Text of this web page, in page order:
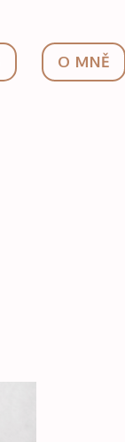
O MNĚ